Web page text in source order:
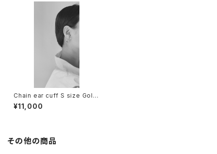
Chain ear cuff S size Gold
/ Platinum (one ear)
¥11,000
その他の商品